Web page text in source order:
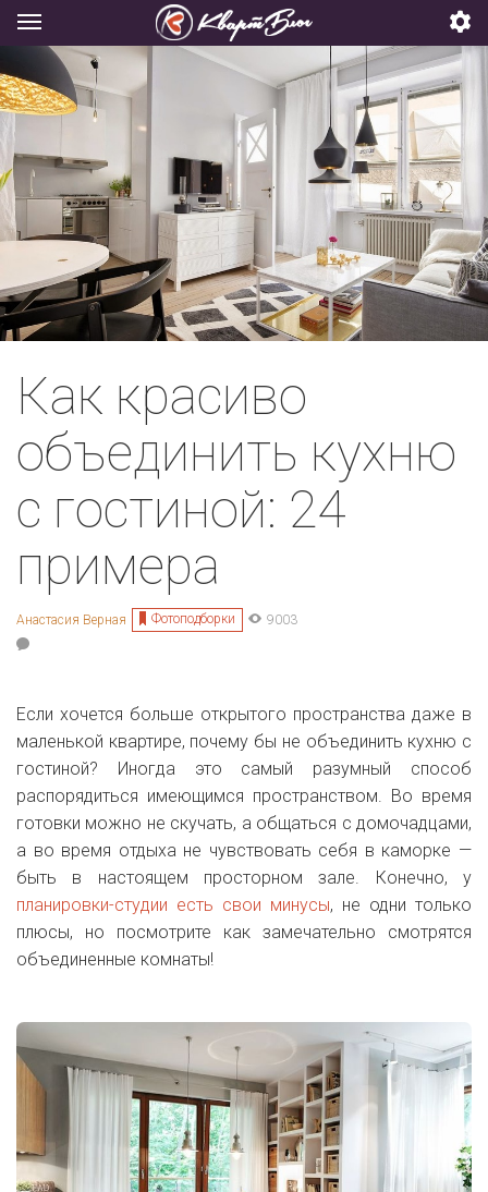
Как красиво
объединить кухню
с гостиной: 24
примера
Анастасия Верная Фотоподборки 9003
Если хочется больше открытого пространства даже в
маленькой квартире, почему бы не объединить кухню с
гостиной? Иногда это самый разумный способ
распорядиться имеющимся пространством. Во время
готовки можно не скучать, а общаться с домочадцами,
а во время отдыха не чувствовать себя в каморке —
быть в настоящем просторном зале. Конечно, у
планировки-студии есть свои минусы, не одни только
плюсы, но посмотрите как замечательно смотрятся
объединенные комнаты!